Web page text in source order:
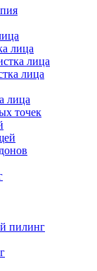
лица
лица
лица
лица
точек
пилинг